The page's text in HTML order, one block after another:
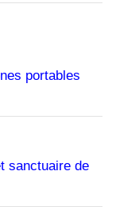
portables
sanctuaire de